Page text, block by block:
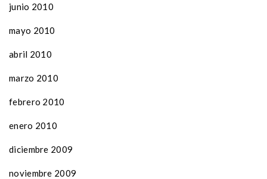
junio 2010
mayo 2010
abril 2010
marzo 2010
febrero 2010
enero 2010
diciembre 2009
noviembre 2009